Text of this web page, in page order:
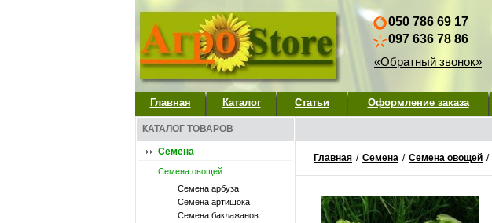
050 786 69 17
097 636 78 86
«Обратный звонок»
Главная Каталог Статьи Оформление заказа
КАТАЛОГ ТОВАРОВ
Семена
Семена овощей
Семена арбуза
Семена артишока
Семена баклажанов
Главная / Семена / Семена овощей /